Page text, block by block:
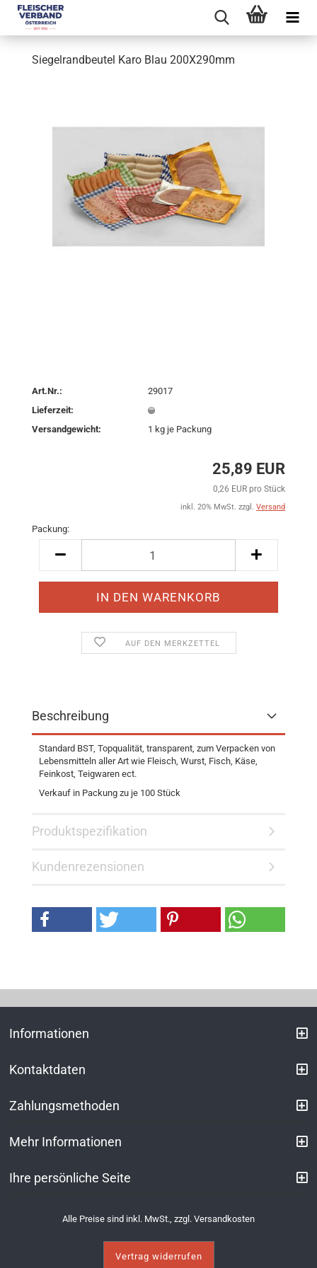
Siegelrandbeutel Karo Blau 200X290mm
Art.Nr.:
29017
Lieferzeit:
Versandgewicht:
1 kg je Packung
25,89 EUR
0,26 EUR pro Stück
inkl. 20% MwSt. zzgl. Versand
Packung:
AUF DEN MERKZETTEL
Beschreibung
Standard BST, Topqualität, transparent, zum Verpacken von
Lebensmitteln aller Art wie Fleisch, Wurst, Fisch, Käse,
Feinkost, Teigwaren ect.
Verkauf in Packung zu je 100 Stück
Produktspezifikation
Kundenrezensionen
Informationen
Kontaktdaten
Zahlungsmethoden
Mehr Informationen
Ihre persönliche Seite
Alle Preise sind inkl. MwSt., zzgl. Versandkosten
Vertrag widerrufen